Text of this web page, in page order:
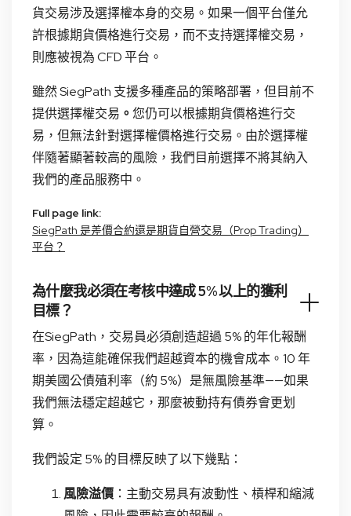
貨交易涉及選擇權本身的交易。如果一個平台僅允
許根據期貨價格進行交易，而不支持選擇權交易，
則應被視為 CFD 平台。
雖然 SiegPath 支援多種產品的策略部署，但目前不
提供選擇權交易 。 您仍可以根據期貨價格進行交
易，但無法針對選擇權價格進行交易。由於選擇權
伴隨著顯著較高的風險，我們目前選擇不將其納入
我們的產品服務中。
Full page link:
SiegPath 是差價合約還是期貨自營交易（Prop Trading）
平台？
為什麼我必須在考核中達成 5% 以上的獲利
目標？
在SiegPath，交易員必須創造超過 5% 的年化報酬
率，因為這能確保我們超越資本的機會成本。10 年
期美國公債殖利率（約 5%）是無風險基準——如果
我們無法穩定超越它，那麼被動持有債券會更划
算。
我們設定 5% 的目標反映了以下幾點：
風險溢價 ：主動交易具有波動性、槓桿和縮減